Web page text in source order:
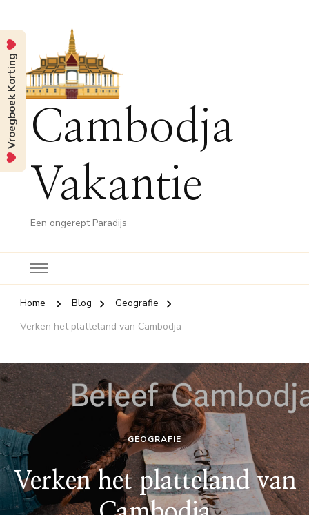
Cambodja
Vakantie
Een ongerept Paradijs
Home Blog
Geografie
Verken het platteland van Cambodja
GEOGRAFIE
Verken het platteland van
Vroegboek Korting